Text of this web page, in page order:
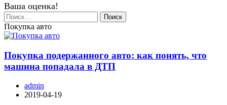
Ваша оценка!
Найти:
Покупка авто
Покупка подержанного авто: как понять, что
машина попадала в ДТП
admin
2019-04-19